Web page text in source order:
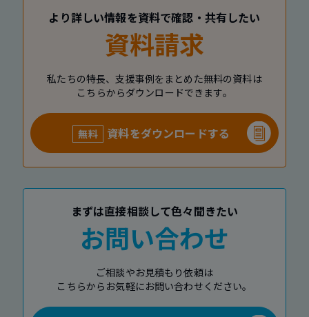
より詳しい情報を資料で確認・共有したい
資料請求
私たちの特長、支援事例をまとめた無料の資料は
こちらからダウンロードできます。
無料 資料をダウンロードする
まずは直接相談して色々聞きたい
お問い合わせ
ご相談やお見積もり依頼は
こちらからお気軽にお問い合わせください。